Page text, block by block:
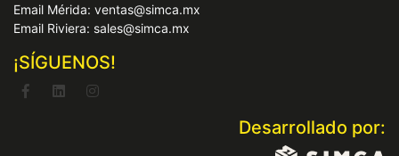
Email Mérida: ventas@simca.mx
Email Riviera: sales@simca.mx
¡SÍGUENOS!
Desarrollado por: